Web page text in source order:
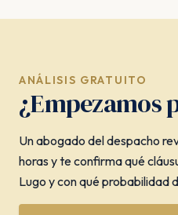
ANÁLISIS GRATUITO
¿Empezamos
Un abogado del despacho
horas y te confirma qué
Lugo y con qué probabilidad